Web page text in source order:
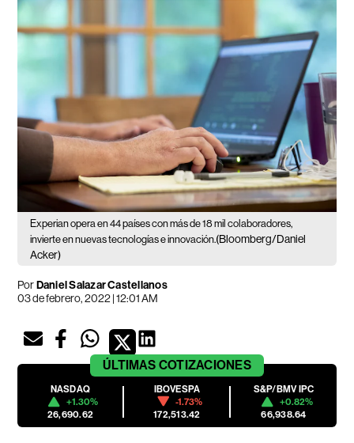
Experian opera en 44 países con más de 18 mil colaboradores,
invierte en nuevas tecnologías e innovación.(Bloomberg/Daniel
Acker)
PorDaniel Salazar Castellanos
03 de febrero, 2022 | 12:01 AM
ÚLTIMAS COTIZACIONES
NASDAQ
+1.30%
26,690.62
IBOVESPA
-1.73%
172,513.42
S&P/BMV IPC
+0.82%
66,938.64